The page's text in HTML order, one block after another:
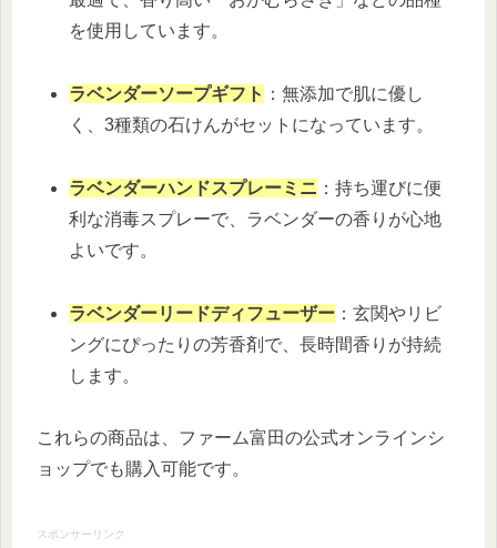
を使用しています。
ラベンダーソープギフト ：無添加で肌に優し
く、3種類の石けんがセットになっています。
ラベンダーハンドスプレーミニ ：持ち運びに便
利な消毒スプレーで、ラベンダーの香りが心地
よいです。
ラベンダーリードディフューザー ：玄関やリビ
ングにぴったりの芳香剤で、長時間香りが持続
します。
これらの商品は、ファーム富田の公式オンラインシ
ョップでも購入可能です。
スポンサーリンク